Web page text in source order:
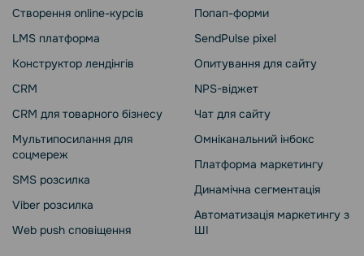
Створення online-курсів
LMS платформа
Конструктор лендінгів
CRM
CRM для товарного бізнесу
Мультипосилання для
соцмереж
SMS розсилка
Viber розсилка
Web push сповіщення
Попап-форми
SendPulse pixel
Опитування для сайту
NPS-віджет
Чат для сайту
Омніканальний інбокс
Платформа маркетингу
Динамічна сегментація
Автоматизація маркетингу з
ШІ